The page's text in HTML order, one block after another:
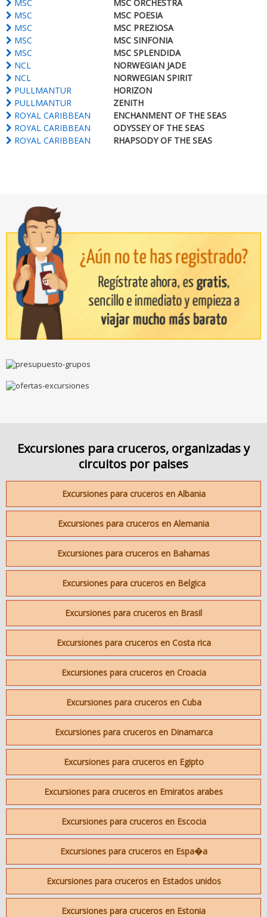
MSC
MSC ORCHESTRA
MSC
MSC POESIA
MSC
MSC PREZIOSA
MSC
MSC SINFONIA
MSC
MSC SPLENDIDA
NCL
NORWEGIAN JADE
NCL
NORWEGIAN SPIRIT
PULLMANTUR
HORIZON
PULLMANTUR
ZENITH
ROYAL CARIBBEAN
ENCHANMENT OF THE SEAS
ROYAL CARIBBEAN
ODYSSEY OF THE SEAS
ROYAL CARIBBEAN
RHAPSODY OF THE SEAS
Excursiones para cruceros, organizadas y
circuitos por paises
Excursiones para cruceros en Albania
Excursiones para cruceros en Alemania
Excursiones para cruceros en Bahamas
Excursiones para cruceros en Belgica
Excursiones para cruceros en Brasil
Excursiones para cruceros en Costa rica
Excursiones para cruceros en Croacia
Excursiones para cruceros en Cuba
Excursiones para cruceros en Dinamarca
Excursiones para cruceros en Egipto
Excursiones para cruceros en Emiratos arabes
Excursiones para cruceros en Escocia
Excursiones para cruceros en Espa�a
Excursiones para cruceros en Estados unidos
Excursiones para cruceros en Estonia